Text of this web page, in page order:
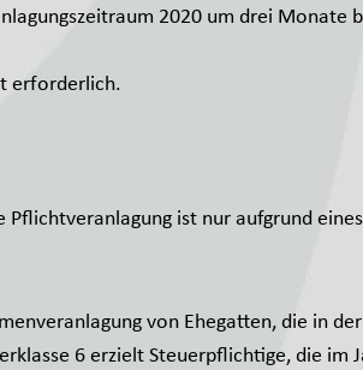
2020 um drei Monate
erforderlich.
ist nur aufgrund
von Ehegatten, die in
6 erzielt Steuerpflichtige, die im